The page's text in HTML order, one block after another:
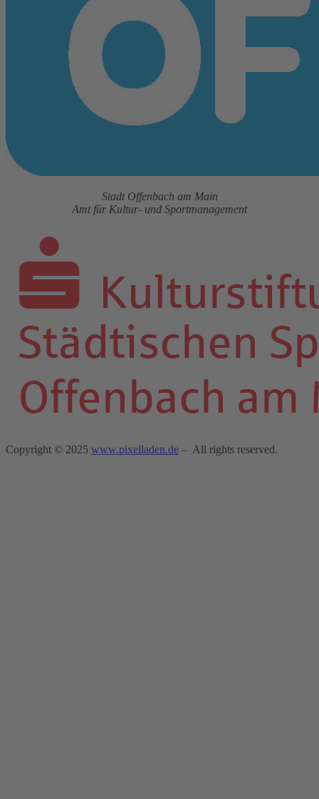
Stadt Offenbach am Main
Amt für Kultur- und Sportmanagement
Copyright © 2025 www.pixelladen.de – All rights reserved.